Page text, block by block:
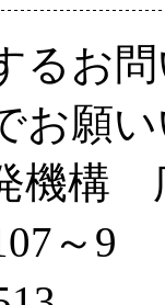
るお
お願
機構
～9